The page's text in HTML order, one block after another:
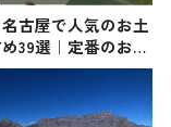
名古屋で人気のお土
39選｜定番のお菓
屋限定・おしゃれ
・ばらまき用まで幅